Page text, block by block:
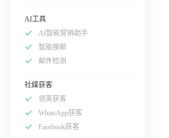
AI工具
AI智能营销助手
智能搜邮
邮件检测
社媒获客
领英获客
WhatsApp获客
Facebook获客